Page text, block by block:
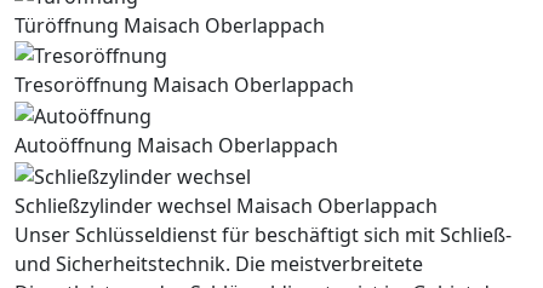
Türöffnung Maisach Oberlappach
Tresoröffnung Maisach Oberlappach
Autoöffnung Maisach Oberlappach
Schließzylinder wechsel Maisach Oberlappach
Unser Schlüsseldienst für beschäftigt sich mit Schließ-
und Sicherheitstechnik. Die meistverbreitete